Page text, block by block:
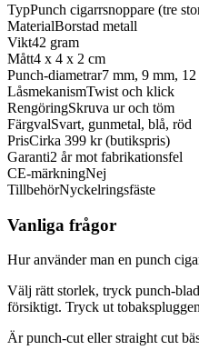
TypPunch cigarrsnoppare (tre
MaterialBorstad metall
Vikt42 gram
Mått4 x 4 x 2 cm
Punch-diametrar7 mm, 9 mm,
LåsmekanismTwist och klick
RengöringSkruva ur och töm
FärgvalSvart, gunmetal, blå, röd
PrisCirka 399 kr (butikspris)
Garanti2 år mot fabrikationsfel
CE-märkningNej
TillbehörNyckelringsfäste
Vanliga frågor
Hur använder man en punch
Välj rätt storlek, tryck punch-
försiktigt. Tryck ut
Är punch-cut eller straight cut